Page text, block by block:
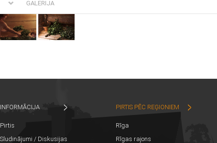
GALERIJA
INFORMĀCIJA
Pirtis
Sludinājumi / Diskusijas
PIRTIS PĒC REĢIONIEM
Rīga
Rīgas rajons